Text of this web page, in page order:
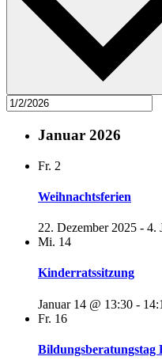
Januar 2026
Fr. 2
Weihnachtsferien
22. Dezember 2025 - 4.
Mi. 14
Kinderratssitzung
Januar 14 @ 13:30 -
Fr. 16
Bildungsberatungstag